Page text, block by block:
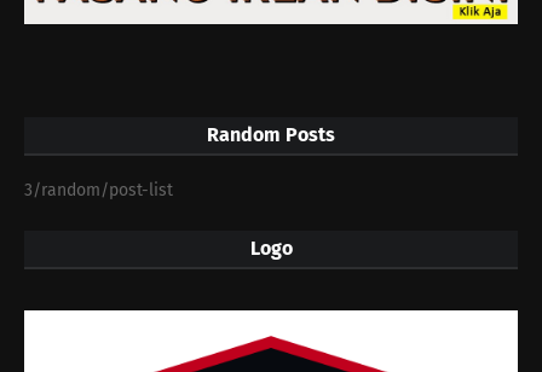
Random Posts
3/random/post-list
Logo